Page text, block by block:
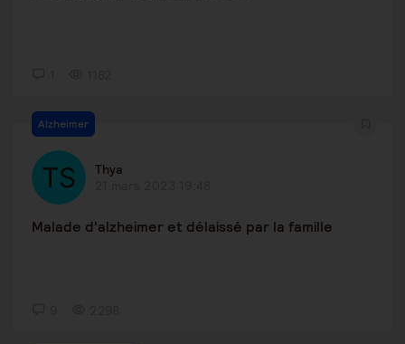
Alzheimer
Thya
Malade d'alzheimer et délaissé par la famille